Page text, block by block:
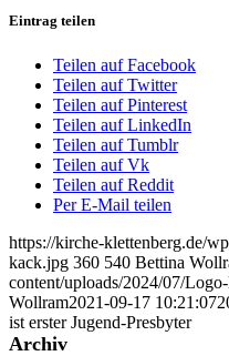
Eintrag teilen
Teilen auf Facebook
Teilen auf Twitter
Teilen auf Pinterest
Teilen auf LinkedIn
Teilen auf Tumblr
Teilen auf Vk
Teilen auf Reddit
Per E-Mail teilen
https://kirche-klettenberg.de/
kack.jpg 360 540 Bettina
content/uploads/2024/07/
Wollram2021-09-17 10:21:07
ist erster Jugend-Presbyter
Archiv